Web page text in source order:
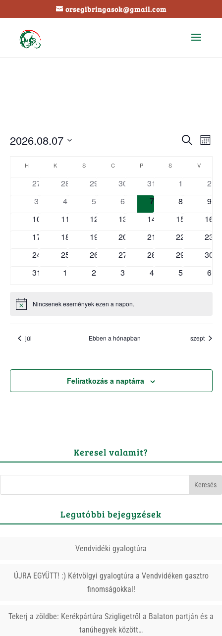
orsegibringasok@gmail.com
nézet
Keresett
kifejezés
Hónap
2026.08.07
kiválasztása.
Események
H KKEDD SSZERDA CCSÜTÖRTÖK
P S SZOMBATV
27 28 29 30 31 1
2
3
4 5 6 7 8
9
10
11 12 13 14 15
16
17
18 19 20 21 22
23
24
25 26 27 28 29
30
31
1 2 3 4 5 6
Notice Nincsenek események ezen a napon.
júl Ebben a hónapban szept
Feliratkozás a naptárra
Keresel valamit?
Legutóbbi bejegyzések
Vendvidéki gyalogtúra
ÚJRA EGYÜTT! :) Kétvölgyi gyalogtúra a Vendvidéken gasztro
finomságokkal!
Tekerj a zöldbe: Kerékpártúra Szigligetről a Balaton partján és a
tanúhegyek között…